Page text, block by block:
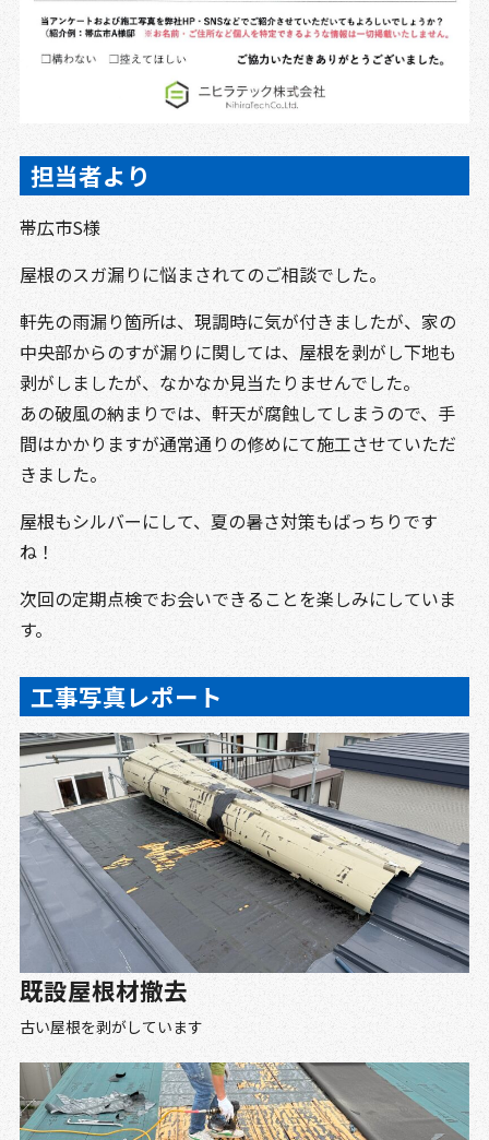
担当者より
帯広市S様
屋根のスガ漏りに悩まされてのご相談でした。
軒先の雨漏り箇所は、現調時に気が付きましたが、家の
中央部からのすが漏りに関しては、屋根を剥がし下地も
剥がしましたが、なかなか見当たりませんでした。
あの破風の納まりでは、軒天が腐蝕してしまうので、手
間はかかりますが通常通りの修めにて施工させていただ
きました。
屋根もシルバーにして、夏の暑さ対策もばっちりです
ね！
次回の定期点検でお会いできることを楽しみにしていま
す。
工事写真レポート
既設屋根材撤去
古い屋根を剥がしています